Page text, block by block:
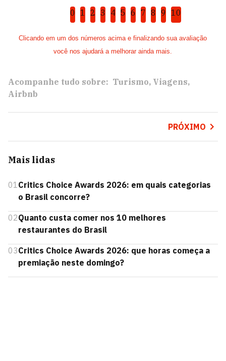
0 1 2 3 4 5 6 7 8 9 10
Clicando em um dos números acima e finalizando sua avaliação
você nos ajudará a melhorar ainda mais.
Acompanhe tudo sobre: Turismo Viagens
Airbnb
PRÓXIMO
Mais lidas
01Critics Choice Awards 2026: em quais categorias
o Brasil concorre?
02Quanto custa comer nos 10 melhores
restaurantes do Brasil
03Critics Choice Awards 2026: que horas começa a
premiação neste domingo?